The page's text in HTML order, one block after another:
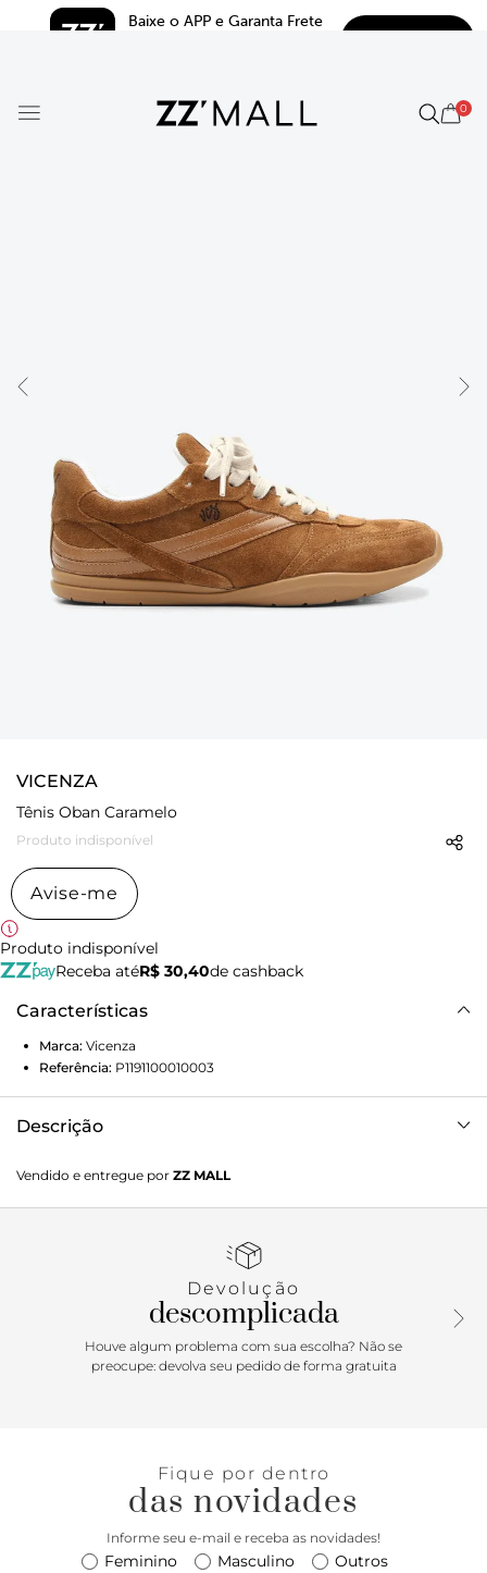
Baixe o APP e Garanta Frete
0
VICENZA
Tênis Oban Caramelo
Produto indisponível
Avise-me
Produto indisponível
Receba atéR$ 30,40de cashback
Características
Marca: Vicenza
Referência: P1191100010003
Descrição
camurça ganha vida em tons caramelo que traduzem
sofisticação e conforto. Versátil e moderno, é a peça-chave
Vendido e entregue por ZZ MALL
Devolução
descomplicada
Houve algum problema com sua escolha? Não se
preocupe: devolva seu pedido de forma gratuita
Fique por dentro
das novidades
Informe seu e-mail e receba as novidades!
Feminino Masculino Outros